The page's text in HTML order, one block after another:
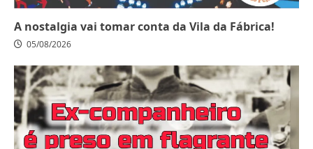
A nostalgia vai tomar conta da Vila da Fábrica!
05/08/2026